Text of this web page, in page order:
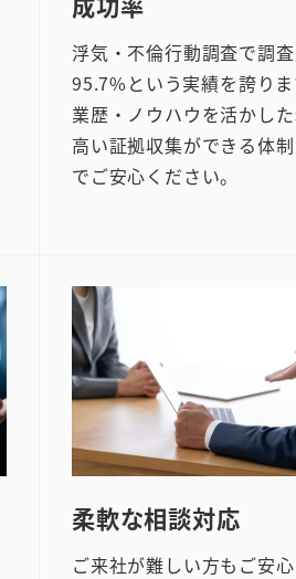
浮気・不倫行動調査で調
95.7%という実績を誇りま
業歴・ノウハウを活かし
高い証拠収集ができる体
でご安心ください。
柔軟な相談対応
ご来社が難しい方もご安